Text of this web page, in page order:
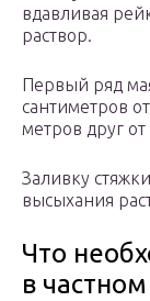
вдавливая
раствор.
Первый ряд
сантиметров
метров друг
Заливку
высыхания
Что
в